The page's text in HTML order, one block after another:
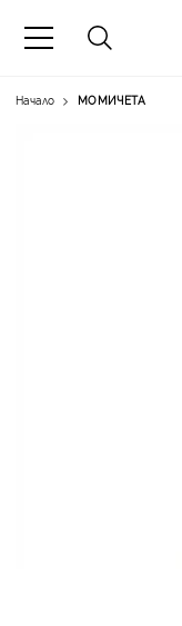
Начало МОМИЧЕТА